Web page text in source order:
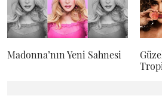
Madonna’nın Yeni Sahnesi